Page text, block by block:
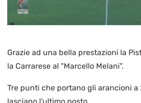
Grazie ad una bella prestazioni la
la Carrarese al "Marcello Melani".
Tre punti che portano gli arancioni a